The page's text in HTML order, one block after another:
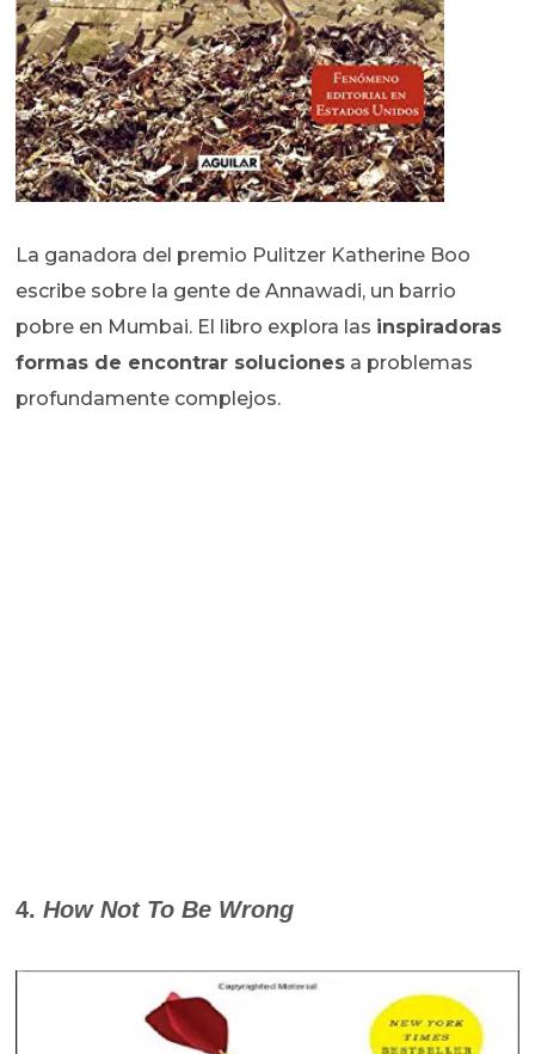
La ganadora del premio Pulitzer Katherine Boo
escribe sobre la gente de Annawadi, un barrio
pobre en Mumbai. El libro explora las inspiradoras
formas de encontrar soluciones a problemas
profundamente complejos.
4. How Not To Be Wrong